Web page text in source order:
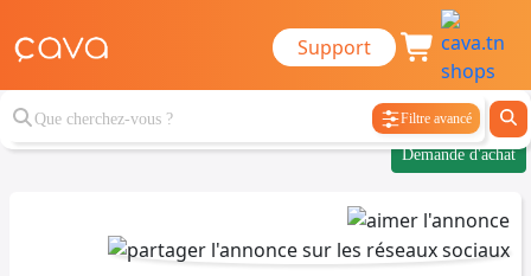
Support
Filtre avancé
Demande d'achat